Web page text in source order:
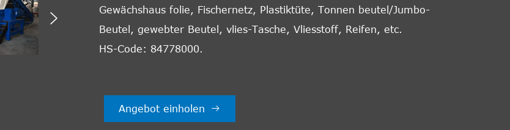

Gewächshaus folie, Fischernetz, Plastiktüte, Tonnen beutel/Jumbo-
Beutel, gewebter Beutel, vlies-Tasche, Vliesstoff, Reifen, etc.
HS-Code: 84778000.
Angebot einholen 